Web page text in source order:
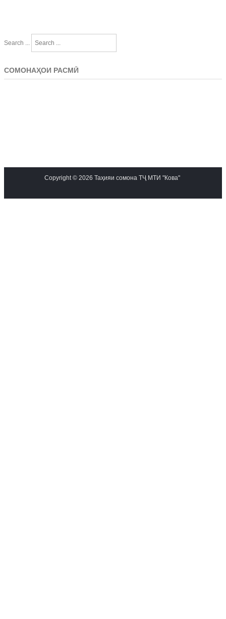
Search ...
СОМОНАҲОИ РАСМӢ
Copyright © 2026 Таҳияи сомона ТҶ МТИ "Кова"